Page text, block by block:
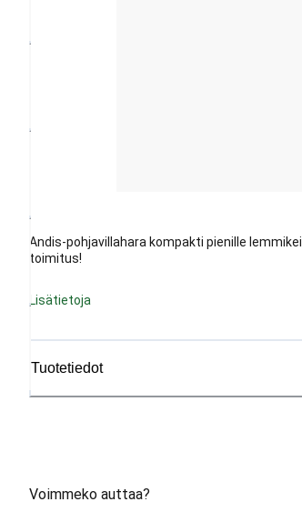
Andis-pohjavillahara kompakti pienille
toimitus!
Lisätietoja
Tuotetiedot
Voimmeko auttaa?